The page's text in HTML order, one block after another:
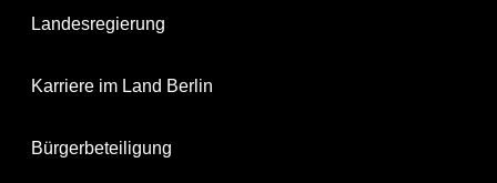
Landesregierung
Karriere im Land Berlin
Bürgerbeteiligung